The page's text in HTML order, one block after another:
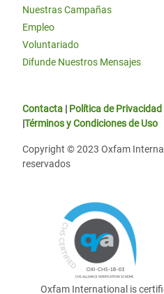
Nuestras Campañas
Empleo
Voluntariado
Difunde Nuestros Mensajes
Contacta | Política de Privacidad
|Términos y Condiciones de Uso
Copyright © 2023 Oxfam
reservados
Oxfam International is